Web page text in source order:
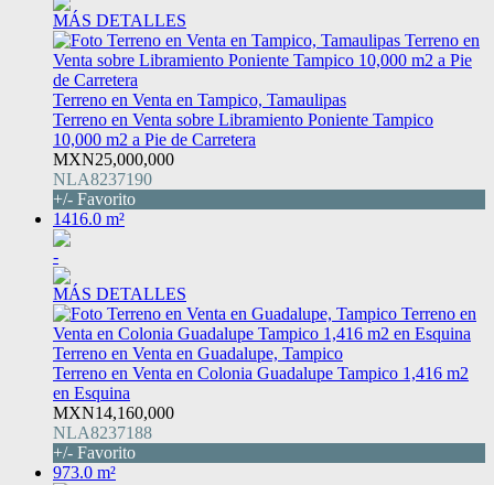
MÁS DETALLES
Terreno en Venta en Tampico, Tamaulipas
Terreno en Venta sobre Libramiento Poniente Tampico
10,000 m2 a Pie de Carretera
MXN25,000,000
NLA8237190
+/- Favorito
1416.0 m²
-
MÁS DETALLES
Terreno en Venta en Guadalupe, Tampico
Terreno en Venta en Colonia Guadalupe Tampico 1,416 m2
en Esquina
MXN14,160,000
NLA8237188
+/- Favorito
973.0 m²